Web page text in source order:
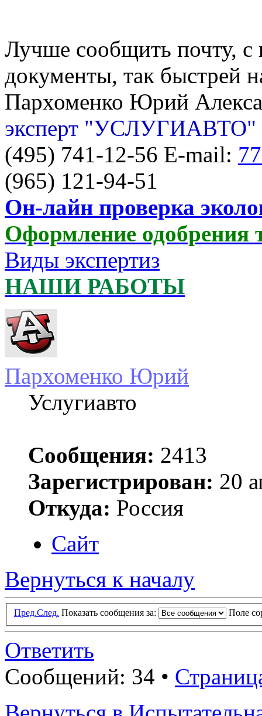
Лучше сообщить почту, с
документы, так быстрей
Пархоменко Юрий
эксперт "УСЛУГИАВТО"
(495) 741-12-56 E-mail:
(965) 121-94-51
Он-лайн проверка
Оформление
Виды экспертиз
НАШИ РАБОТЫ
Пархоменко Юрий
Услугиавто
Сообщения: 2413
Зарегистрирован: 20
Откуда: Россия
Сайт
Вернуться к началу
Пред.След. Показать сообщения за: Поле
Ответить
Сообщений: 34 •